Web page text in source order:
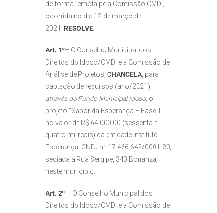
de forma remota pela Comissão CMDI,
ocorrida no dia 12 de março de
2021. RESOLVE:
Art. 1º– O Conselho Municipal dos
Direitos do Idoso/CMDI e a Comissão de
Análise de Projetos, CHANCELA , para
captação de recursos (ano/2021),
através do Fundo Municipal Idoso, o
projeto “Sabor da Esperança – Fase II”
no valor de R$ 64.000,00 (sessenta e
quatro mil reais) da entidade Instituto
Esperança, CNPJ nº 17.466.642/0001-83,
sediada à Rua Sergipe, 340 Bonanza,
neste município.
Art. 2º – O Conselho Municipal dos
Direitos do Idoso/CMDI e a Comissão de